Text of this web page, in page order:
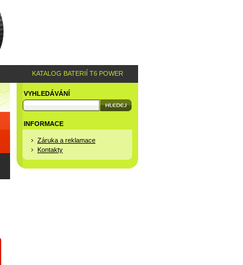
VYHLEDÁVÁNÍ
INFORMACE
Záruka a reklamace
Kontakty
KATALOG BATERIÍ T6 POWER